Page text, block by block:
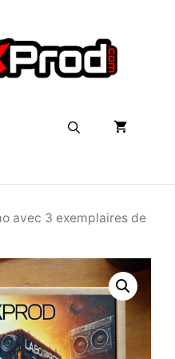
Rechercher
avec 3 exemplaires de